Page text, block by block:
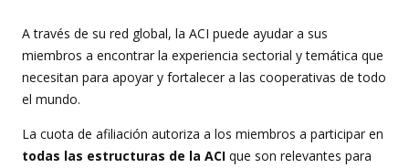
A través de su red global, la ACI puede ayudar a sus
miembros a encontrar la experiencia sectorial y temática que
necesitan para apoyar y fortalecer a las cooperativas de todo
el mundo.
La cuota de afiliación autoriza a los miembros a participar en
todas las estructuras de la ACI que son relevantes para